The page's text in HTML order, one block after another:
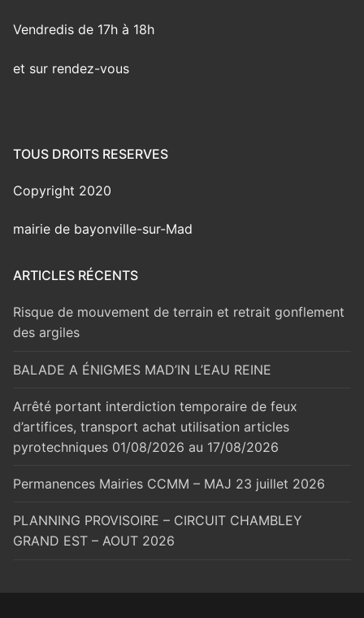
Vendredis de 17h à 18h
et sur rendez-vous
TOUS DROITS RESERVES
Copyright 2020
mairie de bayonville-sur-Mad
ARTICLES RÉCENTS
Risque de mouvement de terrain et retrait gonflement
des argiles
BALADE A ÉNIGMES MAD’IN L’EAU REINE
Arrêté portant interdiction temporaire de feux
d’artifices, transport achat utilisation articles
pyrotechniques 01/08/2026 au 17/08/2026
Permanences Mairies CCMM – MAJ 23 juillet 2026
PLANNING PROVISOIRE – CIRCUIT CHAMBLEY
GRAND EST – AOUT 2026